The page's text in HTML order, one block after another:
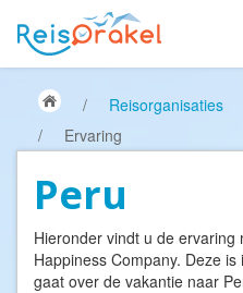
/ Reisorganisaties
/
Ervaring
Peru
Hieronder vindt u de ervaring
Happiness Company. Deze is
gaat over de vakantie naar